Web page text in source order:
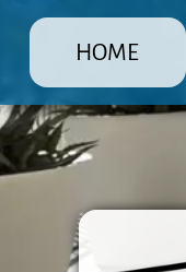
HOME